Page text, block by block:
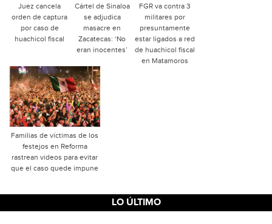
Juez cancela
orden de captura
por caso de
huachicol fiscal
Cártel de Sinaloa
se adjudica
masacre en
Zacatecas: ‘No
eran inocentes’
FGR va contra 3
militares por
presuntamente
estar ligados a red
de huachicol fiscal
en Matamoros
Familias de víctimas de los
festejos en Reforma
rastrean videos para evitar
que el caso quede impune
LO ÚLTIMO